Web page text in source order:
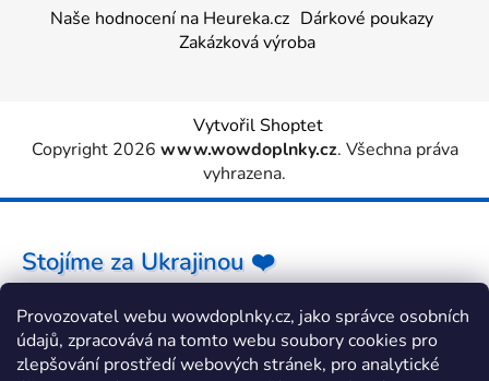
Provozovatel webu wowdoplnky.cz, jako správce osobních
údajů, zpracovává na tomto webu soubory cookies pro
zlepšování prostředí webových stránek, pro analytické
Naše hodnocení na Heureka.cz Dárkové poukazy
Zakázková výroba
Vytvořil Shoptet
Copyright 2026 www.wowdoplnky.cz. Všechna práva
vyhrazena.
Stojíme za Ukrajinou ❤️
Jak a čím pomoci »